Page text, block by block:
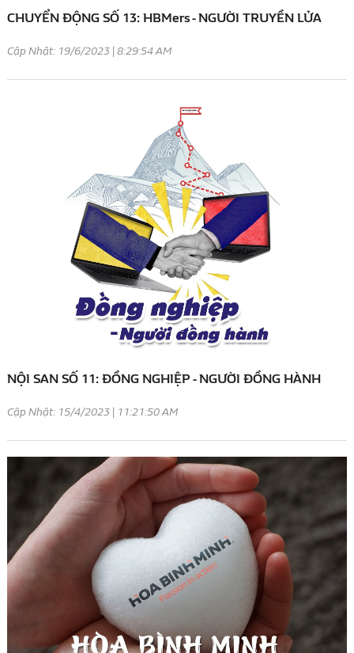
CHUYỂN ĐỘNG SỐ 13: HBMers - NGƯỜI TRUYỀN LỬA
Cập Nhật: 19/6/2023 | 8:29:54 AM
NỘI SAN SỐ 11: ĐỒNG NGHIỆP - NGƯỜI ĐỒNG HÀNH
Cập Nhật: 15/4/2023 | 11:21:50 AM